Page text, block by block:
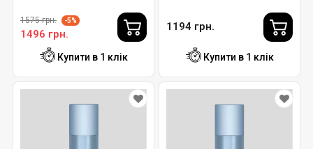
1575 грн. -5%
1496 грн.
Купити в 1 клік
1194 грн.
Купити в 1 клік